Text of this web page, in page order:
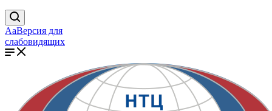
AaВерсия для
слабовидящих